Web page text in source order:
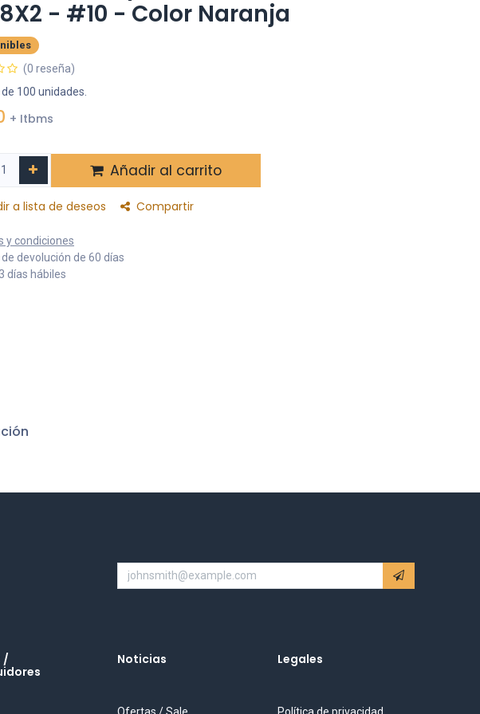
- #10 - Color Naranja
(0 reseña)
100 unidades.
+ Itbms
Añadir al carrito
a lista de deseos Compartir
y condiciones
devolución de 60 días
días hábiles
/
Noticias Legales